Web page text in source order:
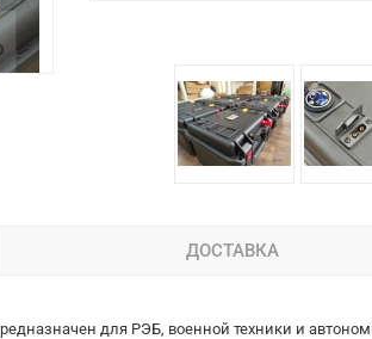
ДОСТАВКА
редназначен для РЭБ, военной техники и